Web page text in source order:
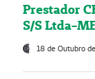
Prestador
S/S Ltda-
18 de Outubro